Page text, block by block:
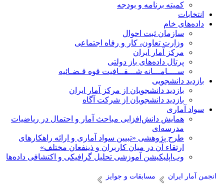
کمیته برنامه و بودجه
انتخابات
داده‌های خام
سازمان ثبت احوال
وزارت تعاون، کار و رفاه اجتماعی
مرکز آمار ایران
پرتال داده‌های باز دولتی
ســــامـــانه شـــفــافیت قوه قـضـائیه
بازدید دانشجویی
بازدید دانشجویان از مرکز آمار ایران
بازدید دانشجویان از شرکت آگاه
سواد آماری
همایش دانش‌افزایی مباحث آمار و احتمال در ریاضیات
مدرسه‌ای
طرح پژوهشی «تبیین سواد آماری و ارائه راهکارهای
ارتقاء آن در میان کاربران و ذینفعان مختلف»
وب‌اپلیکیشن آموزشی تحلیل گرافیکی و اکتشافی داده‌ها
انجمن آمار ایران
مسابقات و جوایز